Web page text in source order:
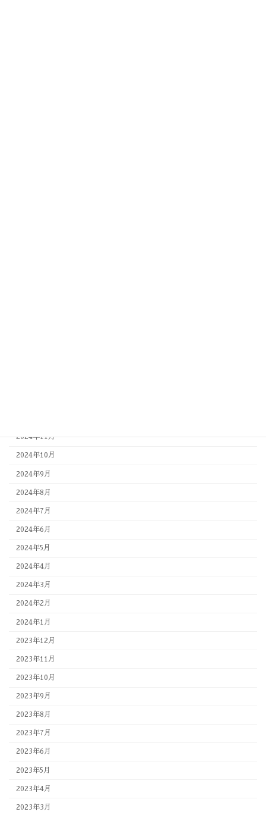
2024年11月
2024年10月
2024年9月
2024年8月
2024年7月
2024年6月
2024年5月
2024年4月
2024年3月
2024年2月
2024年1月
2023年12月
2023年11月
2023年10月
2023年9月
2023年8月
2023年7月
2023年6月
2023年5月
2023年4月
2023年3月